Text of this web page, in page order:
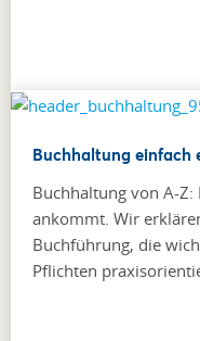
Buchhaltung einfach
Buchhaltung von A-
ankommt. Wir
Buchführung, die
Pflichten